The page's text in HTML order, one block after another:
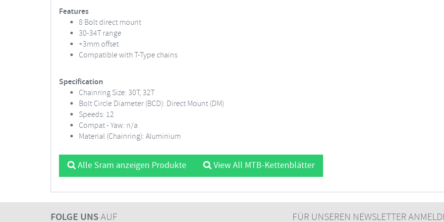
Features
8 Bolt direct mount
30-34T range
+3mm offset
Compatible with T-Type chains
Specification
Chainring Size: 30T, 32T
Bolt Circle Diameter (BCD): Direct Mount (DM)
Speeds: 12
Compat - Yaw: n/a
Material (Chainring): Aluminium
Alle Sram anzeigen Produkte View All MTB-Kettenblätter
FOLGE UNSAUF FÜR UNSEREN NEWSLETTER